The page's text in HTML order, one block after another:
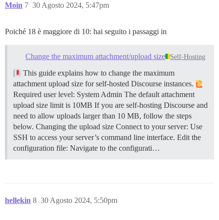
Moin 30 Agosto 2024, 5:47pm
7
Poiché 18 è maggiore di 10: hai seguito i passaggi in
Change the maximum attachment/upload size Self-Hosting
This guide explains how to change the maximum
attachment upload size for self-hosted Discourse instances.
Required user level: System Admin The default attachment
upload size limit is 10MB If you are self-hosting Discourse and
need to allow uploads larger than 10 MB, follow the steps
below. Changing the upload size Connect to your server: Use
SSH to access your server’s command line interface. Edit the
configuration file: Navigate to the configurati…
hellekin 30 Agosto 2024, 5:50pm
8